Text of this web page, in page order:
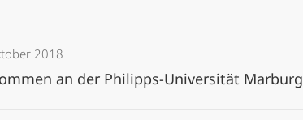
2018
an der Philipps-Universität Marburg